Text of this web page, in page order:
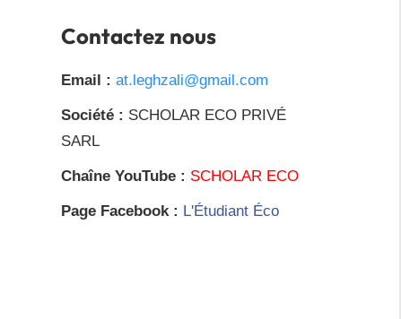
Contactez nous
Email : at.leghzali@gmail.com
Société : SCHOLAR ECO PRIVÉ
SARL
Chaîne YouTube : SCHOLAR ECO
Page Facebook : L'Étudiant Éco